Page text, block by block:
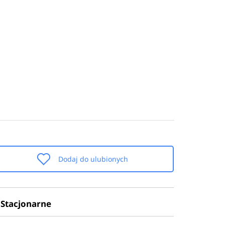
Dodaj do ulubionych
Stacjonarne